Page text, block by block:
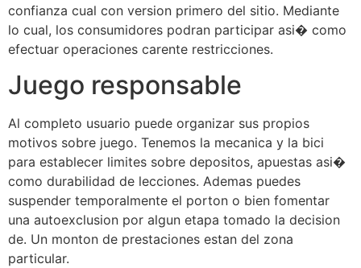
confianza cual con version primero del sitio. Mediante
lo cual, los consumidores podran participar asi� como
efectuar operaciones carente restricciones.
Juego responsable
Al completo usuario puede organizar sus propios
motivos sobre juego. Tenemos la mecanica y la bici
para establecer limites sobre depositos, apuestas asi�
como durabilidad de lecciones. Ademas puedes
suspender temporalmente el porton o bien fomentar
una autoexclusion por algun etapa tomado la decision
de. Un monton de prestaciones estan del zona
particular.